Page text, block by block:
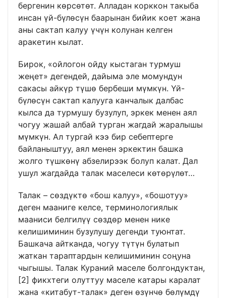
бергенин көрсөтөт. Алладан корккон такыба
инсан үй-бүлөсүн баарынан бийик коет жана
аны сактап калуу үчүн колунан келген
аракетин кылат.
Бирок, «ойлогон ойду кыстаган турмуш
жеңет» дегендей, дайыма эле момундун
сакасы айкүр түшө бербеши мүмкүн. Үй-
бүлөсүн сактап калууга канчалык далбас
кылса да турмушу бузулуп, эркек менен аял
чогуу жашай албай турган жагдай жаралышы
мүмкүн. Ал тургай кээ бир себептерге
байланыштуу, аял менен эркектин башка
жолго түшкөнү абзелирээк болуп калат. Дал
ушул жагдайда талак маселеси көтөрүлөт…
Талак – сөздүктө «бош калуу», «бошотуу»
деген мааниге келсе, терминологиялык
мааниси белгилүү сөздөр менен нике
келишиминин бузулушу дегенди туюнтат.
Башкача айтканда, чогуу түтүн булатып
жаткан тараптардын келишиминин соңуна
чыгышы. Талак Кураний маселе болгондуктан,
[2] фикхтеги олуттуу маселе катары каралат
жана «китабут-талак» деген өзүнчө бөлүмдү